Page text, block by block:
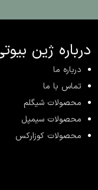
درباره ژین
درباره ما
تماس با ما
محصولات شیگلم
محصولات سیمپل
محصولات کوزارکس